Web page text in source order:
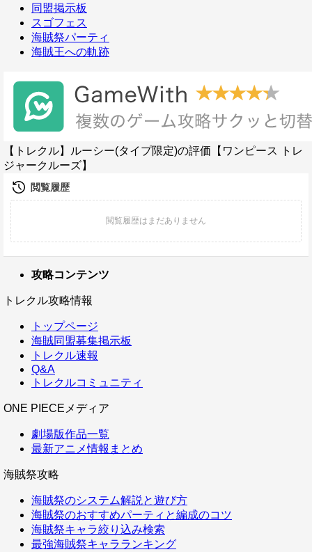
同盟掲示板
スゴフェス
海賊祭パーティ
海賊王への軌跡
【トレクル】ルーシー(タイプ限定)の評価【ワンピース トレ
ジャークルーズ】
攻略コンテンツ
トレクル攻略情報
トップページ
海賊同盟募集掲示板
トレクル速報
Q&A
トレクルコミュニティ
ONE PIECEメディア
劇場版作品一覧
最新アニメ情報まとめ
海賊祭攻略
海賊祭のシステム解説と遊び方
海賊祭のおすすめパーティと編成のコツ
海賊祭キャラ絞り込み検索
最強海賊祭キャラランキング